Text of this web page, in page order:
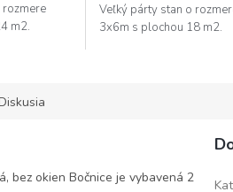
m2.
Veľký párty stan o
3x6m s plochou 18 m2.
bez okien Bočnice je vybavená 2